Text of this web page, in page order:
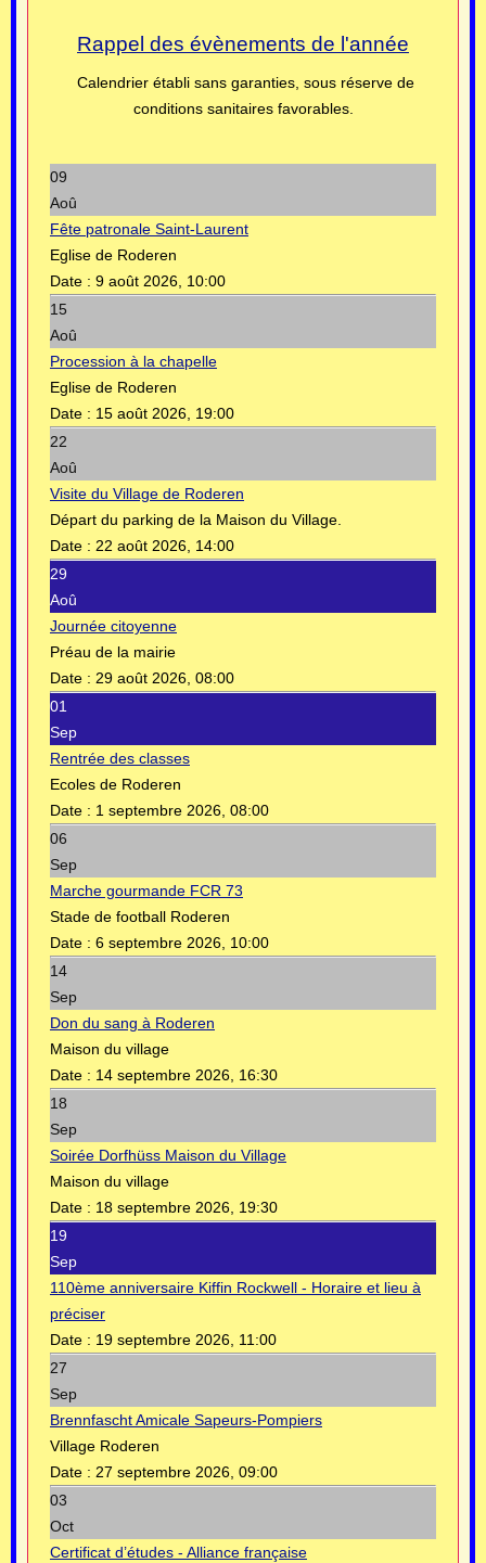
Rappel des évènements de l'année
Calendrier établi sans garanties, sous réserve de
conditions sanitaires favorables.
09
Aoû
Fête patronale Saint-Laurent
Eglise de Roderen
Date : 9 août 2026, 10:00
15
Aoû
Procession à la chapelle
Eglise de Roderen
Date : 15 août 2026, 19:00
22
Aoû
Visite du Village de Roderen
Départ du parking de la Maison du Village.
Date : 22 août 2026, 14:00
29
Aoû
Journée citoyenne
Préau de la mairie
Date : 29 août 2026, 08:00
01
Sep
Rentrée des classes
Ecoles de Roderen
Date : 1 septembre 2026, 08:00
06
Sep
Marche gourmande FCR 73
Stade de football Roderen
Date : 6 septembre 2026, 10:00
14
Sep
Don du sang à Roderen
Maison du village
Date : 14 septembre 2026, 16:30
18
Sep
Soirée Dorfhüss Maison du Village
Maison du village
Date : 18 septembre 2026, 19:30
19
Sep
110ème anniversaire Kiffin Rockwell - Horaire et lieu à
préciser
Date : 19 septembre 2026, 11:00
27
Sep
Brennfascht Amicale Sapeurs-Pompiers
Village Roderen
Date : 27 septembre 2026, 09:00
03
Oct
Certificat d’études - Alliance française